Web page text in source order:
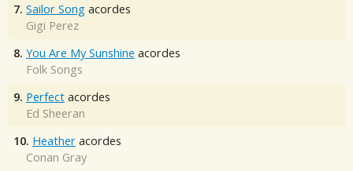
7. Sailor Song acordes
Gigi Perez
8. You Are My Sunshine acordes
Folk Songs
9. Perfect acordes
Ed Sheeran
10. Heather acordes
Conan Gray